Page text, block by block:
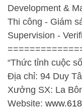
Development &
Thi công - Giám
Supervision -
“Thức tỉnh cuộc
Địa chỉ: 94 Duy
Xưởng SX: La
Website: